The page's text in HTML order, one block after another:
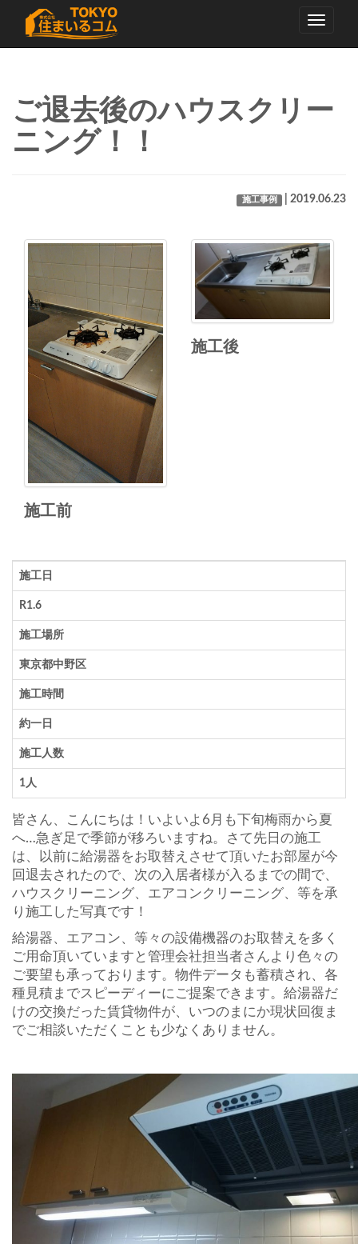
Toggle
ご退去後のハウスクリー
ニング！！
施工事例 | 2019.06.23
施工前
施工後
施工日
R1.6
施工場所
東京都中野区
施工時間
約一日
施工人数
1人
皆さん、こんにちは！いよいよ6月も下旬梅雨から夏
へ…急ぎ足で季節が移ろいますね。さて先日の施工
は、以前に給湯器をお取替えさせて頂いたお部屋が今
回退去されたので、次の入居者様が入るまでの間で、
ハウスクリーニング、エアコンクリーニング、等を承
り施工した写真です！
給湯器、エアコン、等々の設備機器のお取替えを多く
ご用命頂いていますと管理会社担当者さんより色々の
ご要望も承っております。物件データも蓄積され、各
種見積までスピーディーにご提案できます。給湯器だ
けの交換だった賃貸物件が、いつのまにか現状回復ま
でご相談いただくことも少なくありません。